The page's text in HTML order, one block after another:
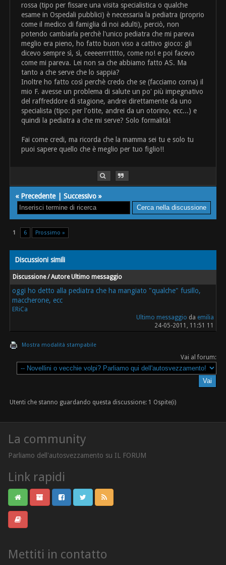
rossa (tipo per fissare una visita specialistica o qualche
esame in Ospedali pubblici) è necessaria la pediatra (proprio
come il medico di famiglia di noi adulti), perciò, non
potendo cambiarla perchè l'unico pediatra che mi pareva
meglio era pieno, ho fatto buon viso a cattivo gioco: gli
dicevo sempre sì, sì, ceeeerrrtttto, come no! e poi facevo
come mi pareva. Lei non sa che abbiamo fatto AS. Ma
tanto a che serve che lo sappia?
Inoltre ho fatto così perchè credo che se (facciamo corna) il
mio F. avesse un problema di salute un po' più impegnativo
del raffreddore di stagione, andrei direttamente da uno
specialista (tipo: per l'otite, andrei da un otorino, ecc...) e
quindi la pediatra a che mi serve? Solo formalità!
Fai come credi, ma ricorda che la mamma sei tu e solo tu
puoi sapere quello che è meglio per tuo figlio!!
« Precedente|Successivo »
1 6 Prossimo »
Discussioni simili
Discussione / Autore Ultimo messaggio
oggi ho detto alla pediatra che ha mangiato "qualche" fusillo,
maccherone, ecc
ERiCa
Ultimo messaggio da emilia
24-05-2011, 11:51 11
Mostra modalità stampabile
Vai al forum:
Utenti che stanno guardando questa discussione: 1 Ospite(i)
La community
Parliamo dell'autosvezzamento su IL FORUM
Link rapidi
Mettiti in contatto